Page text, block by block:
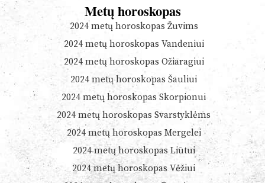
Metų horoskopas
2024 metų horoskopas Žuvims
2024 metų horoskopas Vandeniui
2024 metų horoskopas Ožiaragiui
2024 metų horoskopas Šauliui
2024 metų horoskopas Skorpionui
2024 metų horoskopas Svarstyklėms
2024 metų horoskopas Mergelei
2024 metų horoskopas Liūtui
2024 metų horoskopas Vėžiui